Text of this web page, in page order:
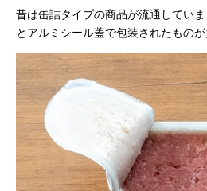
昔は缶詰タイプの商品が流通してい
とアルミシール蓋で包装されたものが